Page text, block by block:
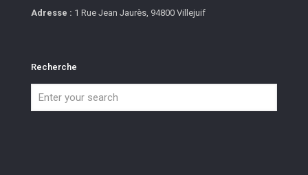
Adresse : 1 Rue Jean Jaurès, 94800 Villejuif
Recherche